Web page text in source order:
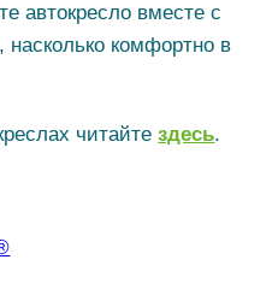
автокресло вместе с
комфортно в
читайтездесь.